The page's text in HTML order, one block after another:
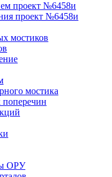
проект №6458и
проект №6458и
мостиков
мостика
ОРУ